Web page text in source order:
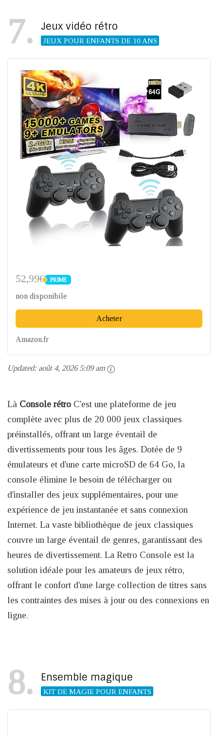
7 Jeux vidéo rétro
JEUX POUR ENFANTS DE 10 ANS
52,99€ PRIME
PRIME
non disponibile
Acheter
Amazon.fr
Updated: août 4, 2026 5:09 am
Là Console rétro C'est une plateforme de jeu
complète avec plus de 20 000 jeux classiques
préinstallés, offrant un large éventail de
divertissements pour tous les âges. Dotée de 9
émulateurs et d'une carte microSD de 64 Go, la
console élimine le besoin de télécharger ou
d'installer des jeux supplémentaires, pour une
expérience de jeu instantanée et sans connexion
Internet. La vaste bibliothèque de jeux classiques
couvre un large éventail de genres, garantissant des
heures de divertissement. La Retro Console est la
solution idéale pour les amateurs de jeux rétro,
offrant le confort d'une large collection de titres sans
les contraintes des mises à jour ou des connexions en
ligne.
8 Ensemble magique
KIT DE MAGIE POUR ENFANTS